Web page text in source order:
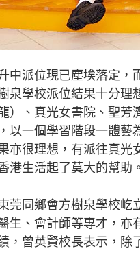
派位現已塵埃落定，而
泉學校派位結果十分理
龍）、真光女書院、聖
以一個學習階段一體藝
亦很理想，有派往真光
港生活起了莫大的幫助。
同鄉會方樹泉學校屹立
生、會計師等專才，亦
，曾英賢校長表示，除